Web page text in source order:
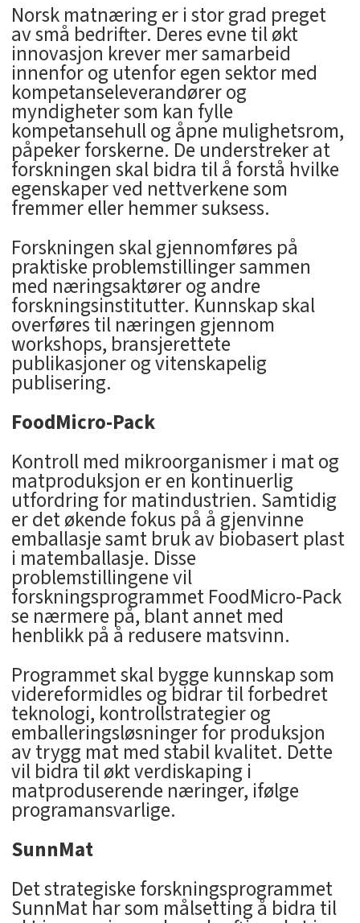
Norsk matnæring er i stor grad preget
av små bedrifter. Deres evne til økt
innovasjon krever mer samarbeid
innenfor og utenfor egen sektor med
kompetanseleverandører og
myndigheter som kan fylle
kompetansehull og åpne mulighetsrom,
påpeker forskerne. De understreker at
forskningen skal bidra til å forstå hvilke
egenskaper ved nettverkene som
fremmer eller hemmer suksess.
Forskningen skal gjennomføres på
praktiske problemstillinger sammen
med næringsaktører og andre
forskningsinstitutter. Kunnskap skal
overføres til næringen gjennom
workshops, bransjerettete
publikasjoner og vitenskapelig
publisering.
FoodMicro-Pack
Kontroll med mikroorganismer i mat og
matproduksjon er en kontinuerlig
utfordring for matindustrien. Samtidig
er det økende fokus på å gjenvinne
emballasje samt bruk av biobasert plast
i matemballasje. Disse
problemstillingene vil
forskningsprogrammet FoodMicro-Pack
se nærmere på, blant annet med
henblikk på å redusere matsvinn.
Programmet skal bygge kunnskap som
videreformidles og bidrar til forbedret
teknologi, kontrollstrategier og
emballeringsløsninger for produksjon
av trygg mat med stabil kvalitet. Dette
vil bidra til økt verdiskaping i
matproduserende næringer, ifølge
programansvarlige.
SunnMat
Det strategiske forskningsprogrammet
SunnMat har som målsetting å bidra til